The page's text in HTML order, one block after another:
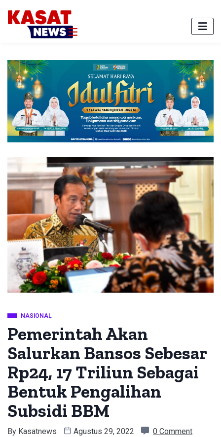
NASIONAL
Pemerintah Akan
Salurkan Bansos Sebesar
Rp24, 17 Triliun Sebagai
Bentuk Pengalihan
Subsidi BBM
By Kasatnews Agustus 29, 2022 0 Comment